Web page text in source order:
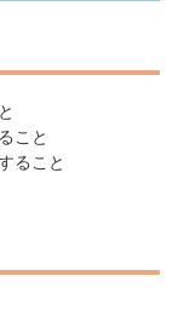
こと
ること